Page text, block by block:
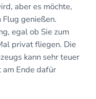
aber es möchte,
Flug genießen.
egal ob Sie zum
privat fliegen. Die
kann sehr teuer
Ende dafür